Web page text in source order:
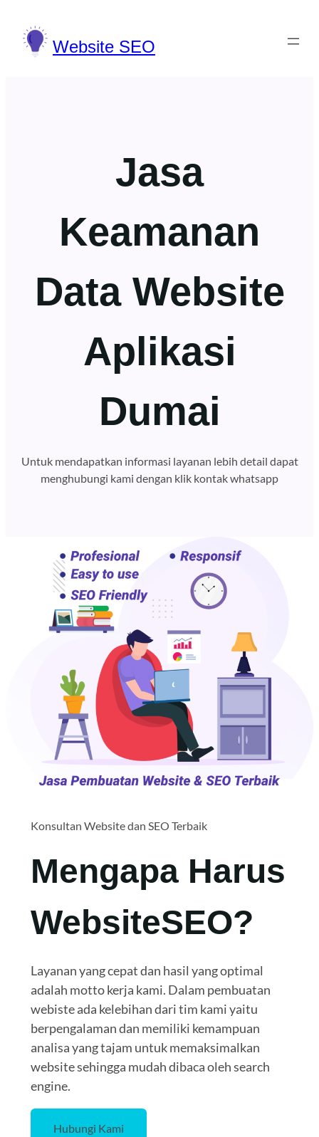
konten
Website SEO
Jasa
Keamanan
Data Website
Aplikasi
Dumai
Untuk mendapatkan informasi layanan lebih detail dapat
menghubungi kami dengan klik kontak whatsapp
Konsultan Website dan SEO Terbaik
Mengapa Harus
WebsiteSEO?
Layanan yang cepat dan hasil yang optimal
adalah motto kerja kami. Dalam pembuatan
webiste ada kelebihan dari tim kami yaitu
berpengalaman dan memiliki kemampuan
analisa yang tajam untuk memaksimalkan
website sehingga mudah dibaca oleh search
engine.
Hubungi Kami